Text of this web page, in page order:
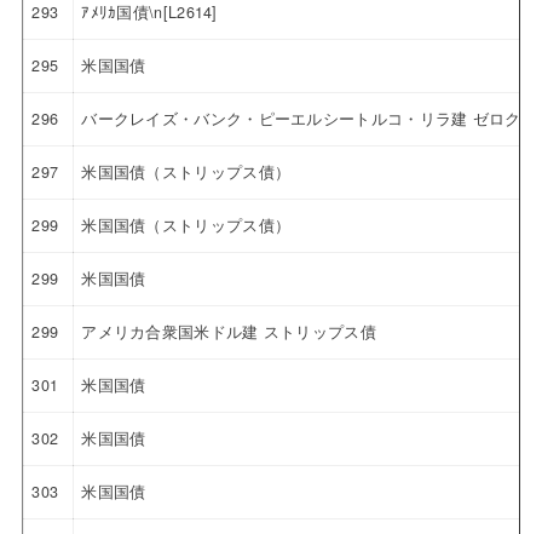
293 ｱﾒﾘｶ国債\n[L2614]
295 米国国債
296 バークレイズ・バンク・ピーエルシートルコ・リラ建 ゼロクー
297 米国国債（ストリップス債）
299 米国国債（ストリップス債）
299 米国国債
299 アメリカ合衆国米ドル建 ストリップス債
301 米国国債
302 米国国債
303 米国国債